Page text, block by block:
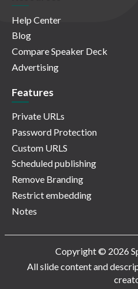
Help Center
Blog
Compare Speaker Deck
Advertising
Features
Private URLs
Password Protection
Custom URLS
Scheduled publishing
Remove Branding
Restrict embedding
Notes
Copyright © 2026
All slide content and